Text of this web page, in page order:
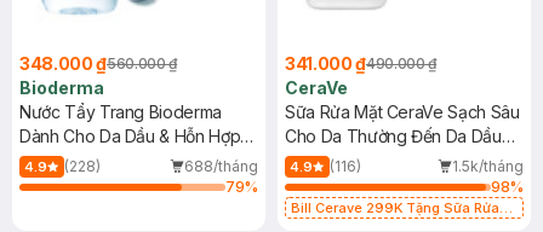
348.000 ₫560.000 ₫
Bioderma
Nước Tẩy Trang Bioderma
Dành Cho Da Dầu & Hỗn Hợp
500ml
4.9 (228)
688/tháng
79%
341.000 ₫490.000 ₫
CeraVe
Sữa Rửa Mặt CeraVe Sạch Sâu
Cho Da Thường Đến Da Dầu
473ml
4.9 (116)
1.5k/tháng
98%
Bill Cerave 299K Tặng Sữa Rửa